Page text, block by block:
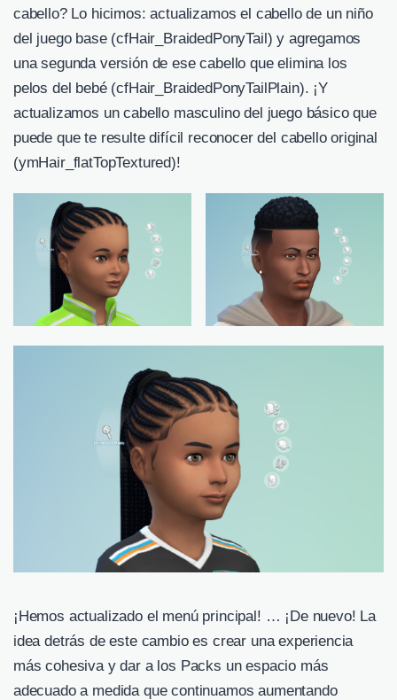
cabello? Lo hicimos: actualizamos el cabello de un niño
del juego base (cfHair_BraidedPonyTail) y agregamos
una segunda versión de ese cabello que elimina los
pelos del bebé (cfHair_BraidedPonyTailPlain). ¡Y
actualizamos un cabello masculino del juego básico que
puede que te resulte difícil reconocer del cabello original
(ymHair_flatTopTextured)!
¡Hemos actualizado el menú principal! … ¡De nuevo! La
idea detrás de este cambio es crear una experiencia
más cohesiva y dar a los Packs un espacio más
adecuado a medida que continuamos aumentando